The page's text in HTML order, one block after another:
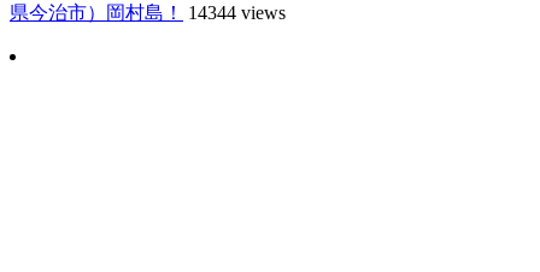
県今治市）岡村島！
14344 views